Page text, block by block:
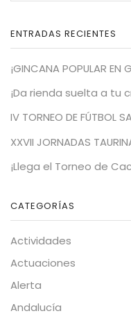
ENTRADAS RECIENTES
¡GINCANA POPULAR EN
¡Da rienda suelta a tu
IV TORNEO DE FÚTBOL
XXVII JORNADAS
¡Llega el Torneo de
CATEGORÍAS
Actividades
Actuaciones
Alerta
Andalucía